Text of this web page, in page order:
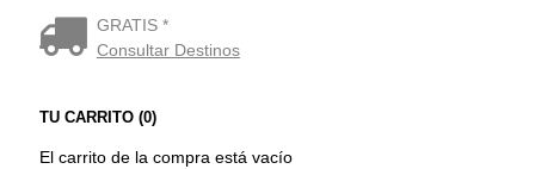
GRATIS *
Consultar Destinos
TU CARRITO (0)
El carrito de la compra está vacío